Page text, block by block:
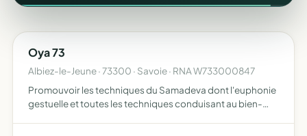
Oya 73
Albiez-le-Jeune · 73300 · Savoie · RNA W733000847
Promouvoir les techniques du Samadeva dont l'euphonie
gestuelle et toutes les techniques conduisant au bien-